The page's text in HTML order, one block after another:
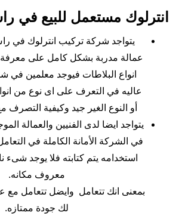
انترلوك مستعمل للبيع في
يتواجد شركة تركيب انترلوك في
عمالة مدربة بشكل كامل على معرفة
انواع البلاطات فيوجد معلمين في
عاليه في التعرف على اى نوع من
أو النوع الغير جيد وكيفية التصرف
يتواجد ايضا لدى الفنيين والعمالة
في الشركة الأمانة الكاملة في
استخدامه يتم كتابته فلا يوجد شىء
معروف مكانه.
بمعنى انك تتعامل وايضل تتعامل مع
لك جودة ممتازه.